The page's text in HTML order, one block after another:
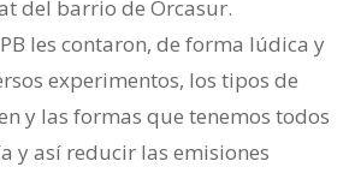
del barrio de Orcasur.
les contaron, de forma lúdica y
experimentos, los tipos de
y las formas que tenemos todos
y así reducir las emisiones